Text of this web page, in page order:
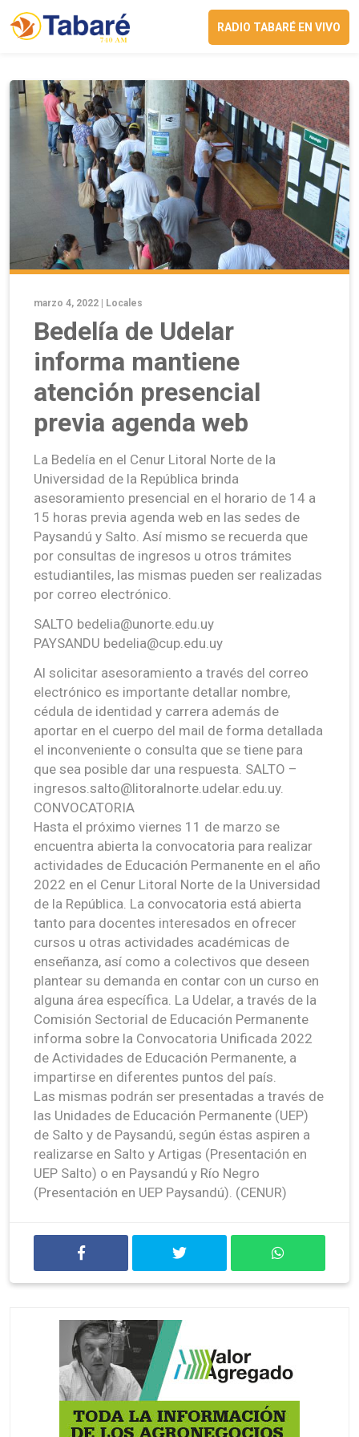
RADIO TABARÉ EN VIVO
marzo 4, 2022 | Locales
Bedelía de Udelar
informa mantiene
atención presencial
previa agenda web
La Bedelía en el Cenur Litoral Norte de la
Universidad de la República brinda
asesoramiento presencial en el horario de 14 a
15 horas previa agenda web en las sedes de
Paysandú y Salto. Así mismo se recuerda que
por consultas de ingresos u otros trámites
estudiantiles, las mismas pueden ser realizadas
por correo electrónico.
SALTO bedelia@unorte.edu.uy
PAYSANDU bedelia@cup.edu.uy
Al solicitar asesoramiento a través del correo
electrónico es importante detallar nombre,
cédula de identidad y carrera además de
aportar en el cuerpo del mail de forma detallada
el inconveniente o consulta que se tiene para
que sea posible dar una respuesta. SALTO –
ingresos.salto@litoralnorte.udelar.edu.uy.
CONVOCATORIA
Hasta el próximo viernes 11 de marzo se
encuentra abierta la convocatoria para realizar
actividades de Educación Permanente en el año
2022 en el Cenur Litoral Norte de la Universidad
de la República. La convocatoria está abierta
tanto para docentes interesados en ofrecer
cursos u otras actividades académicas de
enseñanza, así como a colectivos que deseen
plantear su demanda en contar con un curso en
alguna área específica. La Udelar, a través de la
Comisión Sectorial de Educación Permanente
informa sobre la Convocatoria Unificada 2022
de Actividades de Educación Permanente, a
impartirse en diferentes puntos del país.
Las mismas podrán ser presentadas a través de
las Unidades de Educación Permanente (UEP)
de Salto y de Paysandú, según éstas aspiren a
realizarse en Salto y Artigas (Presentación en
UEP Salto) o en Paysandú y Río Negro
(Presentación en UEP Paysandú). (CENUR)